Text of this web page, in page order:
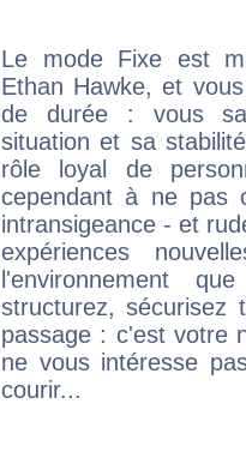
Le mode Fixe est
Ethan Hawke, et
de durée : vous
situation et sa
rôle loyal de
cependant à ne pas
intransigeance - et
expériences
l'environnement
structurez, sécurisez
passage : c'est votre
ne vous intéresse
courir...